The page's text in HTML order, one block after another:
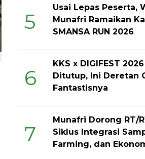
5
Usai Lepas Peserta,
Munafri Ramaikan
SMANSA RUN 2026
6
KKS x DIGIFEST
Ditutup, Ini Deretan
Fantastisnya
7
Munafri Dorong RT/
Siklus Integrasi
Farming, dan